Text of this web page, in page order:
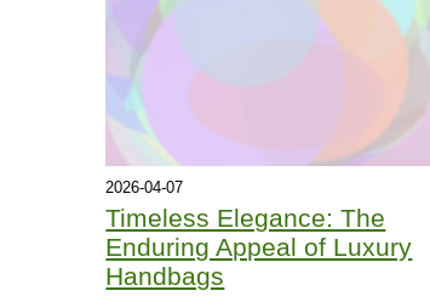
2026-04-07
Timeless Elegance: The
Enduring Appeal of Luxury
Handbags